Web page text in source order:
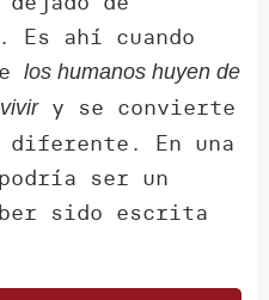
ahí cuando
los humanos huyen de
y se convierte
diferente. En una
ser un
sido escrita